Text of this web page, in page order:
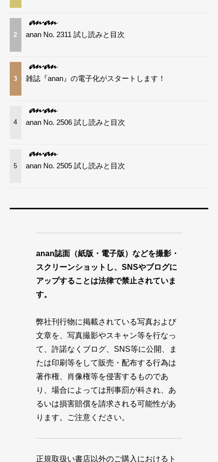
2 anan No. 2311 試し読みと目次
3 雑誌『anan』の電子化がスタートします！
4 anan No. 2506 試し読みと目次
5 anan No. 2505 試し読みと目次
anan誌面（紙版・電子版）などを撮影・
スクリーンショットし、SNSやブログに
アップすることは法律で禁止されていま
す。
弊社刊行物に掲載されている写真および
文章を、写真撮影やスキャン等を行なっ
て、許諾なくブログ、SNS等に公開、ま
たは印刷等をして販売・配布する行為は
著作権、肖像権等を侵害するものであ
り、場合によっては刑事罰が科され、あ
るいは損害賠償を請求される可能性があ
ります。ご注意ください。
正規取扱い書店以外のご購入におけるト